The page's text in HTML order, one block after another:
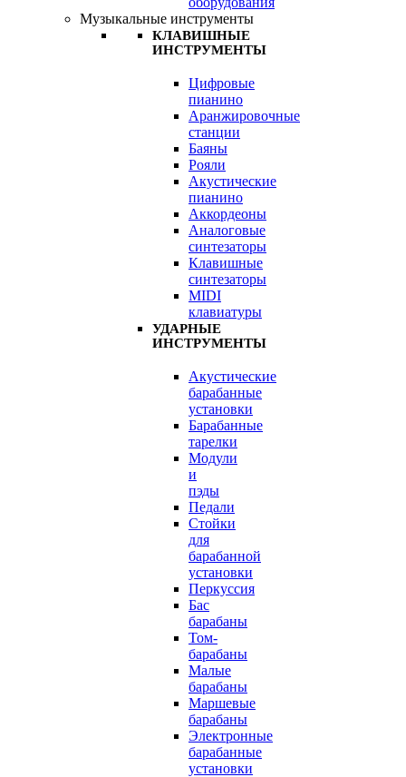
Музыкальные инструменты
КЛАВИШНЫЕ
ИНСТРУМЕНТЫ
Цифровые
пианино
Аранжировочные
станции
Баяны
Рояли
Акустические
пианино
Аккордеоны
Аналоговые
синтезаторы
Клавишные
синтезаторы
MIDI
клавиатуры
УДАРНЫЕ
ИНСТРУМЕНТЫ
Акустические
барабанные
установки
Барабанные
тарелки
Модули
и
пэды
Педали
Стойки
для
барабанной
установки
Перкуссия
Бас
барабаны
Том-
барабаны
Малые
барабаны
Маршевые
барабаны
Электронные
барабанные
установки